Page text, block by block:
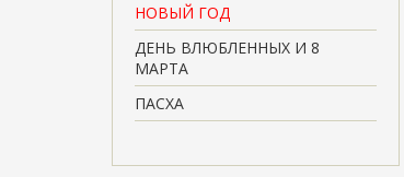
НОВЫЙ ГОД
ДЕНЬ ВЛЮБЛЕННЫХ И 8
МАРТА
ПАСХА